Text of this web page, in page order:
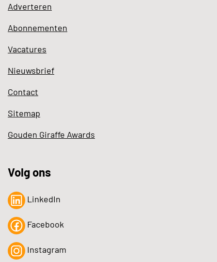
Adverteren
Abonnementen
Vacatures
Nieuwsbrief
Contact
Sitemap
Gouden Giraffe Awards
Volg ons
LinkedIn
Facebook
Instagram